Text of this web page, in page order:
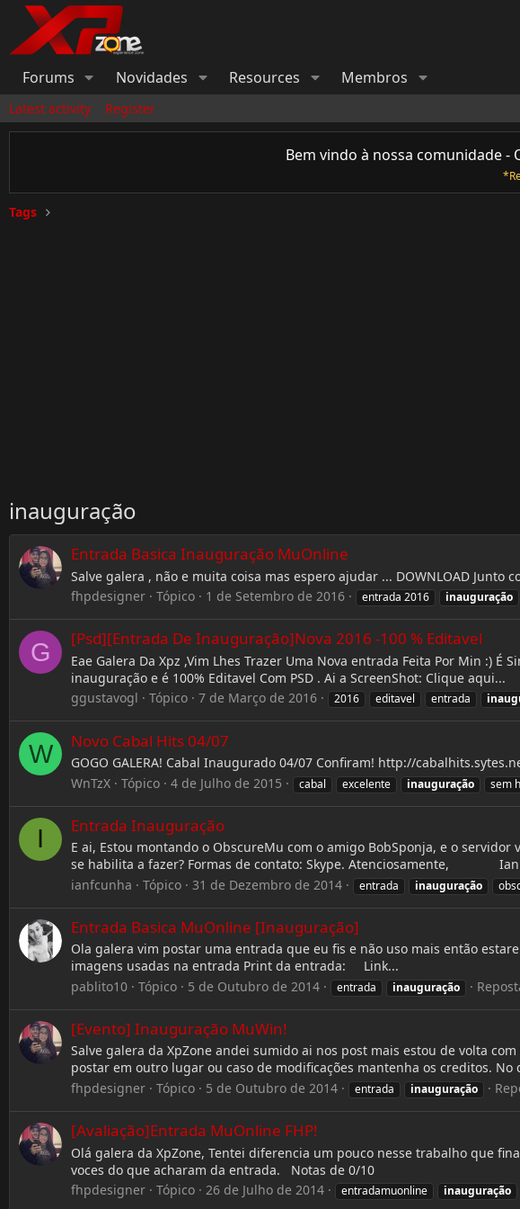
Forums Novidades Resources Membros
Latest activity Register
Bem vindo à nossa comunidade
Tags
inauguração
Entrada Basica Inauguração MuOnline
Salve galera , não e muita coisa mas espero ajudar ... DOWNLOAD
fhpdesigner
Tópico 1 de Setembro de 2016 entrada 2016 inauguração
G [Psd][Entrada De Inauguração]Nova 2016 -100 % Editavel
Eae Galera Da Xpz ,Vim Lhes Trazer Uma Nova entrada Feita Por Min :)
inauguração e é 100% Editavel Com PSD . Ai a ScreenShot: Clique aqui...
ggustavogl
Tópico 7 de Março de 2016 2016 editavel entrada
W Novo Cabal Hits 04/07
GOGO GALERA! Cabal Inaugurado 04/07 Confiram! http://
WnTzX
Tópico 4 de Julho de 2015 cabal excelente inauguração sem
I Entrada Inauguração
E ai, Estou montando o ObscureMu com o amigo BobSponja, e o
se habilita a fazer? Formas de contato: Skype. Atenciosamente, Ian
ianfcunha
Tópico 31 de Dezembro de 2014 entrada inauguração
Entrada Basica MuOnline [Inauguração]
Ola galera vim postar uma entrada que eu fis e não uso mais então
imagens usadas na entrada Print da entrada: Link...
pablito10
Tópico 5 de Outubro de 2014 entrada inauguração
[Evento] Inauguração MuWin!
Salve galera da XpZone andei sumido ai nos post mais estou de volta
postar em outro lugar ou caso de modificações mantenha os creditos. No
fhpdesigner
Tópico 5 de Outubro de 2014 entrada inauguração
[Avaliação]Entrada MuOnline FHP!
Olá galera da XpZone, Tentei diferencia um pouco nesse trabalho que
voces do que acharam da entrada. Notas de 0/10
fhpdesigner
Tópico 26 de Julho de 2014 entradamuonline inauguração